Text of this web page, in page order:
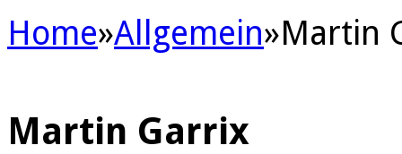
Home»Allgemein»Martin
Martin Garrix